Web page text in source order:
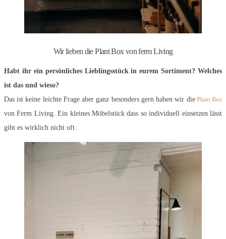
Wir lieben die Plant Box von ferm Living
Habt ihr ein persönliches Lieblingsstück in eurem Sortiment? Welches
ist das und wieso?
Das ist keine leichte Frage aber ganz besonders gern haben wir diePlant Box
von Ferm Living. Ein kleines Möbelstück dass so individuell einsetzen lässt
gibt es wirklich nicht oft.